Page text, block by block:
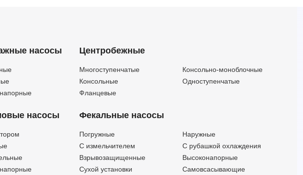
насосы
насосы
Центробежные
Многоступенчатые
Консольно-моноблочные
Консольные
Одноступенчатые
Фланцевые
Фекальные насосы
Погружные
Наружные
C измельчителем
С рубашкой охлаждения
Взрывозащищенные
Высоконапорные
Сухой установки
Самовсасывающие